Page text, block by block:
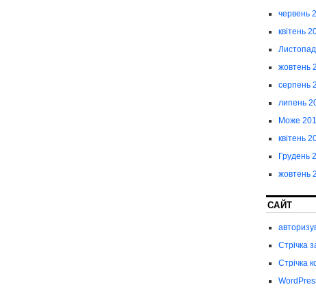
червень
квітень
жовтень
серпень
липень
Може
квітень
Грудень
жовтень
САЙТ
Стрічка
Стрічка